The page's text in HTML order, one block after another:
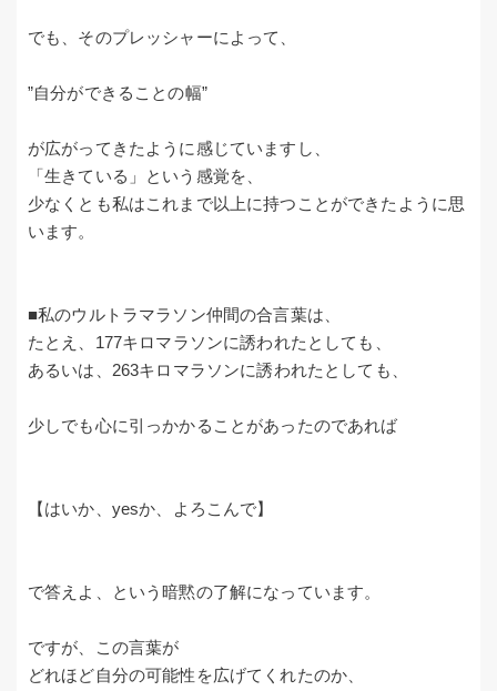
でも、そのプレッシャーによって、
”自分ができることの幅”
が広がってきたように感じていますし、
「生きている」という感覚を、
少なくとも私はこれまで以上に持つことができたように思
います。
■私のウルトラマラソン仲間の合言葉は、
たとえ、177キロマラソンに誘われたとしても、
あるいは、263キロマラソンに誘われたとしても、
少しでも心に引っかかることがあったのであれば
【はいか、yesか、よろこんで】
で答えよ、という暗黙の了解になっています。
ですが、この言葉が
どれほど自分の可能性を広げてくれたのか、